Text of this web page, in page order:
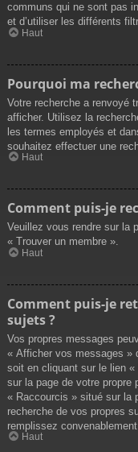
communs qui ne sont pas
et d’utiliser les différents
Haut
Pourquoi ma
Votre recherche a renvoyé
afficher. Utilisez la
les termes employés et
souhaitez effectuer une
Haut
Comment puis-je
Veuillez vous rendre sur la
« Trouver un membre ».
Haut
Comment puis-je
sujets ?
Vos propres messages
« Afficher vos messages »
soit en cliquant sur le lien «
sur la page de votre propre
« Raccourcis » situé sur la
recherche de vos propres
remplissez
Haut